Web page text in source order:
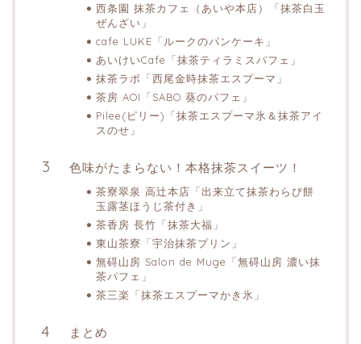
西条園 抹茶カフェ（あいや本店）「抹茶白玉
ぜんざい」
cafe LUKE「ルークのパンケーキ」
あいけいCafe「抹茶ティラミスパフェ」
抹茶ラボ「西尾金時抹茶エスプーマ」
茶房 AOI「SABO 葵のパフェ」
Pilee(ピリー)「抹茶エスプーマ氷＆抹茶アイ
スのせ」
色味がたまらない！本格抹茶スイーツ！
茶寮翠泉 高辻本店「出来立て抹茶わらび餅
玉露茎ほうじ茶付き」
茶香房 長竹「抹茶大福」
東山茶寮「宇治抹茶プリン」
無碍山房 Salon de Muge「無碍山房 濃い抹
茶パフェ」
茶三楽「抹茶エスプーマかき氷」
まとめ